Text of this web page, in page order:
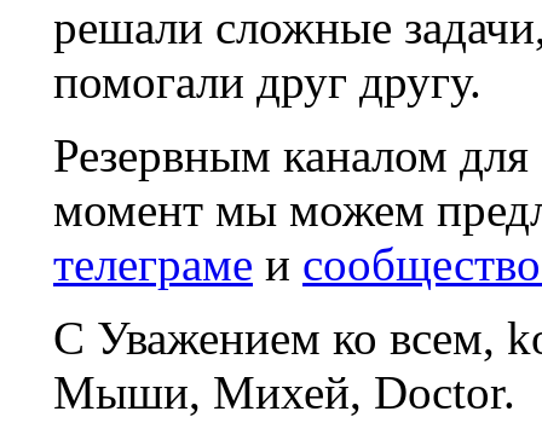
решали сложные
помогали друг другу.
Резервным каналом
момент мы можем
телеграме и
С Уважением ко всем,
Мыши, Михей, Doctor.